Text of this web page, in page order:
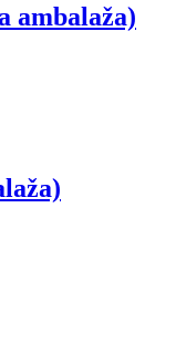
ambalaža)